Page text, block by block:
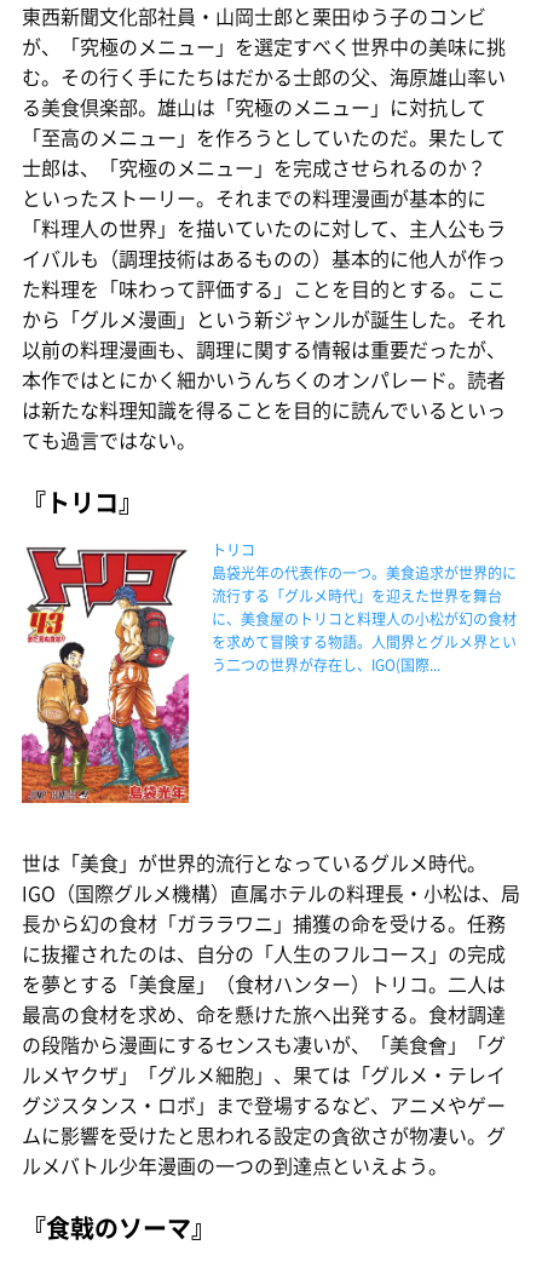
東西新聞文化部社員・山岡士郎と栗田ゆう子のコンビ
が、「究極のメニュー」を選定すべく世界中の美味に挑
む。その行く手にたちはだかる士郎の父、海原雄山率い
る美食倶楽部。雄山は「究極のメニュー」に対抗して
「至高のメニュー」を作ろうとしていたのだ。果たして
士郎は、「究極のメニュー」を完成させられるのか？
といったストーリー。それまでの料理漫画が基本的に
「料理人の世界」を描いていたのに対して、主人公もラ
イバルも（調理技術はあるものの）基本的に他人が作っ
た料理を「味わって評価する」ことを目的とする。ここ
から「グルメ漫画」という新ジャンルが誕生した。それ
以前の料理漫画も、調理に関する情報は重要だったが、
本作ではとにかく細かいうんちくのオンパレード。読者
は新たな料理知識を得ることを目的に読んでいるといっ
ても過言ではない。
『トリコ』
トリコ
島袋光年の代表作の一つ。美食追求が世界的に
流行する「グルメ時代」を迎えた世界を舞台
に、美食屋のトリコと料理人の小松が幻の食材
を求めて冒険する物語。人間界とグルメ界とい
う二つの世界が存在し、IGO(国際...
世は「美食」が世界的流行となっているグルメ時代。
IGO（国際グルメ機構）直属ホテルの料理長・小松は、局
長から幻の食材「ガララワニ」捕獲の命を受ける。任務
に抜擢されたのは、自分の「人生のフルコース」の完成
を夢とする「美食屋」（食材ハンター）トリコ。二人は
最高の食材を求め、命を懸けた旅へ出発する。食材調達
の段階から漫画にするセンスも凄いが、「美食會」「グ
ルメヤクザ」「グルメ細胞」、果ては「グルメ・テレイ
グジスタンス・ロボ」まで登場するなど、アニメやゲー
ムに影響を受けたと思われる設定の貪欲さが物凄い。グ
ルメバトル少年漫画の一つの到達点といえよう。
『食戟のソーマ』